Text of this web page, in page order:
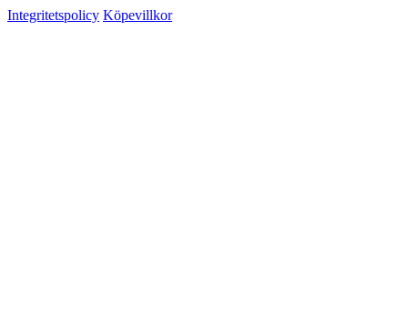
Integritetspolicy Köpevillkor